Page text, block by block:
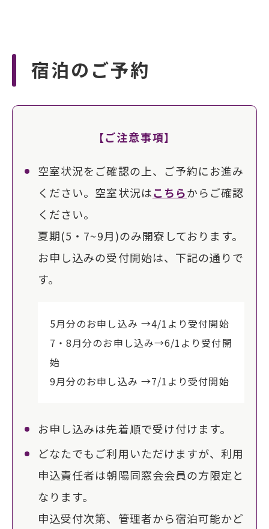
宿泊のご予約
【ご注意事項】
空室状況をご確認の上、ご予約にお進み
ください。空室状況はこちらからご確認
ください。
夏期(5・7~9月)のみ開寮しております。
お申し込みの受付開始は、下記の通りで
す。
5月分のお申し込み →4/1より受付開始
7・8月分のお申し込み→6/1より受付開
始
9月分のお申し込み →7/1より受付開始
お申し込みは先着順で受け付けます。
どなたでもご利用いただけますが、利用
申込責任者は朝陽同窓会会員の方限定と
なります。
申込受付次第、管理者から宿泊可能かど